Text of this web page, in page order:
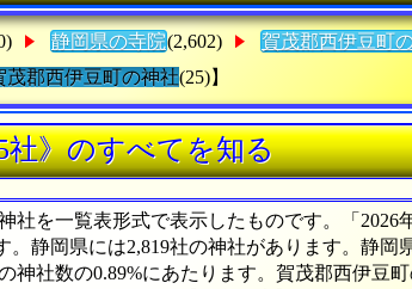
静岡県の寺院(2,602) 賀茂郡西伊豆町
茂郡西伊豆町の神社(25)】
社》のすべてを知る
を一覧表形式で表示したものです。「2026年
静岡県には2,819社の神社があります。静岡
神社数の0.89%にあたります。賀茂郡西伊豆